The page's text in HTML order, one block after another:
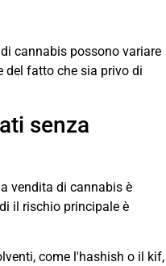
cannabis possono variare
del fatto che sia privo di
senza
vendita di cannabis è
il rischio principale è
come l'hashish o il kif,